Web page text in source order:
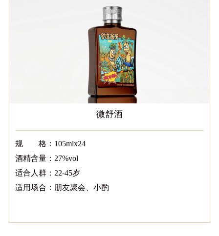
微舒酒
规 格： 105mlx24
酒精含量： 27%vol
适合人群： 22-45岁
适用场合： 朋友聚会、小酌